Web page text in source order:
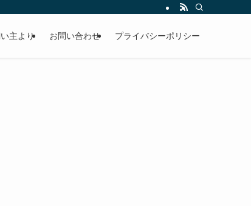
主より お問い合わせ プライバシーポリシー